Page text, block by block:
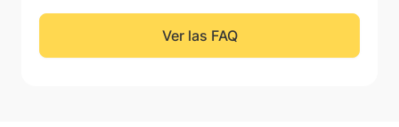
Ver las FAQ